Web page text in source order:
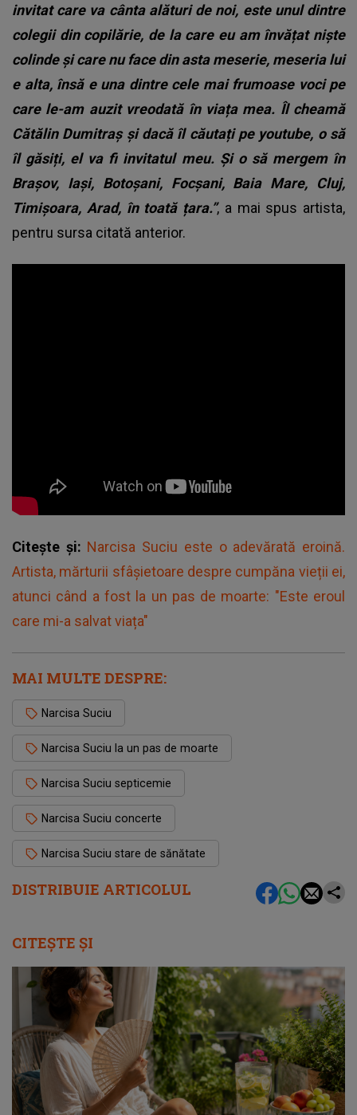
DISTRIBUIE ARTICOLUL
invitat care va cânta alături de noi, este unul dintre
colegii din copilărie, de la care eu am învățat niște
colinde și care nu face din asta meserie, meseria lui
e alta, însă e una dintre cele mai frumoase voci pe
care le-am auzit vreodată în viața mea. Îl cheamă
Cătălin Dumitraș și dacă îl căutați pe youtube, o să
îl găsiți, el va fi invitatul meu. Și o să mergem în
Brașov, Iași, Botoșani, Focșani, Baia Mare, Cluj,
Timișoara, Arad, în toată țara.”, a mai spus artista,
pentru sursa citată anterior.
Citește și: Narcisa Suciu este o adevărată eroină.
Artista, mărturii sfâșietoare despre cumpăna vieții ei,
atunci când a fost la un pas de moarte: "Este eroul
care mi-a salvat viața"
MAI MULTE DESPRE:
Narcisa Suciu
Narcisa Suciu la un pas de moarte
Narcisa Suciu septicemie
Narcisa Suciu concerte
Narcisa Suciu stare de sănătate
CITEȘTE ȘI